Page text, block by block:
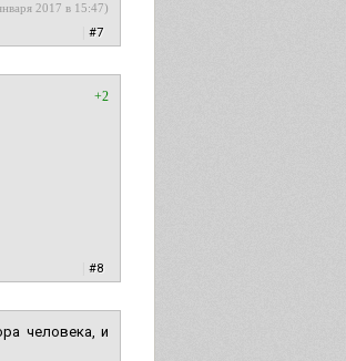
2017 в 15:47)
#7
+2
#8
человека, и